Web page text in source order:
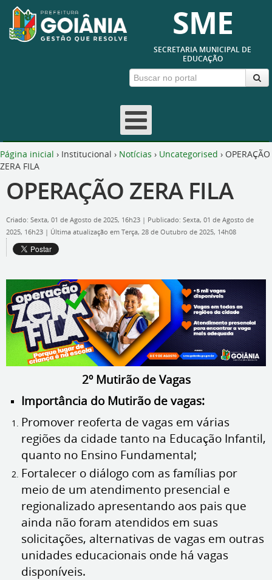
SME
SECRETARIA MUNICIPAL DE
EDUCAÇÃO
Página inicial › Institucional › Notícias › Uncategorised › OPERAÇÃO
ZERA FILA
OPERAÇÃO ZERA FILA
Criado: Sexta, 01 de Agosto de 2025, 16h23 | Publicado: Sexta, 01 de Agosto de
2025, 16h23 | Última atualização em Terça, 28 de Outubro de 2025, 14h08
2º Mutirão de Vagas
Importância do Mutirão de vagas:
Promover reoferta de vagas em várias
regiões da cidade tanto na Educação Infantil,
quanto no Ensino Fundamental;
Fortalecer o diálogo com as famílias por
meio de um atendimento presencial e
regionalizado apresentando aos pais que
ainda não foram atendidos em suas
solicitações, alternativas de vagas em outras
unidades educacionais onde há vagas
disponíveis.